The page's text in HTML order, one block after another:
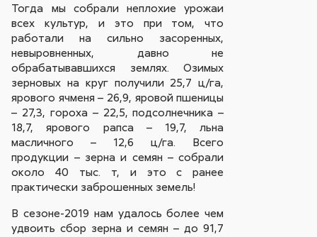
Тогда мы собрали неплохие урожаи
всех культур, и это при том, что
работали на сильно засоренных,
невыровненных, давно не
обрабатывавшихся землях. Озимых
зерновых на круг получили 25,7 ц/га,
ярового ячменя – 26,9, яровой пшеницы
– 27,3, гороха – 22,5, подсолнечника –
18,7, ярового рапса – 19,7, льна
масличного – 12,6 ц/га. Всего
продукции – зерна и семян – собрали
около 40 тыс. т, и это с ранее
практически заброшенных земель!
В сезоне-2019 нам удалось более чем
удвоить сбор зерна и семян – до 91,7